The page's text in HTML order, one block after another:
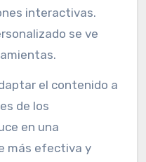
interactivas.
se ve
el contenido a
de los
en una
más efectiva y